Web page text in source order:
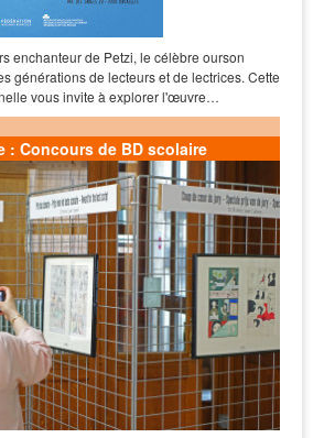
enchanteur de Petzi, le célèbre ourson
générations de lecteurs et de lectrices. Cette
vous invite à explorer l'œuvre…
: Concours de BD scolaire